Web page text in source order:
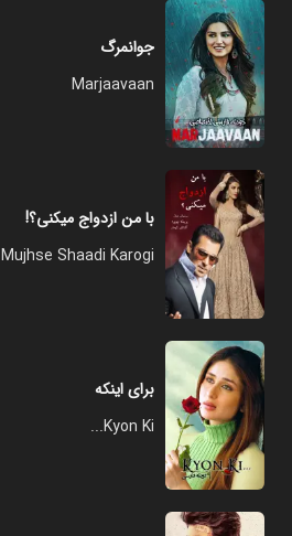
جوانمرگ
Marjaavaan
با من ازدواج میکنی؟!
Mujhse Shaadi Karogi
برای اینکه
Kyon Ki...